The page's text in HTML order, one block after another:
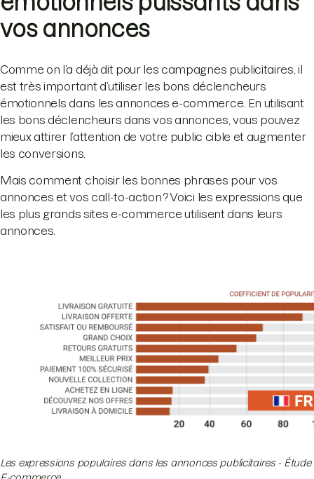
vos annonces
Comme on l’a déjà dit pour les campagnes publicitaires, il
est très important d’utiliser les bons déclencheurs
émotionnels dans les annonces e-commerce. En utilisant
les bons déclencheurs dans vos annonces, vous pouvez
mieux attirer l’attention de votre public cible et augmenter
les conversions.
Mais comment choisir les bonnes phrases pour vos
annonces et vos call-to-action ? Voici les expressions que
les plus grands sites e-commerce utilisent dans leurs
annonces.
Les expressions populaires dans les annonces publicitaires - Étude